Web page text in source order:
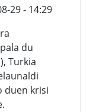
29 - 14:29
du
Turkia
duen krisi